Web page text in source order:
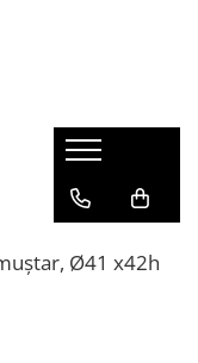
Ø41 x42h